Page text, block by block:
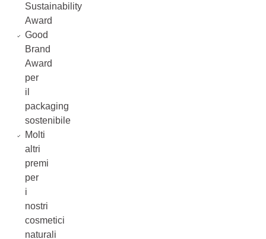
Sustainability
Award
Good
Brand
Award
per
il
packaging
sostenibile
Molti
altri
premi
per
i
nostri
cosmetici
naturali